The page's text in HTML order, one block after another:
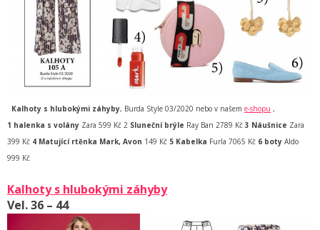
Kalhoty s hlubokými záhyby, Burda Style 03/2020 nebo v našem e-shopu ,
1 halenka s volány Zara 599 Kč 2 Sluneční brýle Ray Ban 2789 Kč 3 Náušnice Zara
399 Kč 4 Matující rtěnka Mark, Avon 149 Kč 5 Kabelka Furla 7065 Kč 6 boty Aldo
999 Kč
Kalhoty s hlubokými záhyby
Vel. 36 – 44